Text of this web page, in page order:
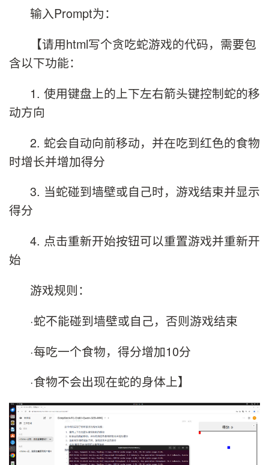
输入Prompt为：
【请用html写个贪吃蛇游戏的代码，需要包
含以下功能：
1. 使用键盘上的上下左右箭头键控制蛇的移
动方向
2. 蛇会自动向前移动，并在吃到红色的食物
时增长并增加得分
3. 当蛇碰到墙壁或自己时，游戏结束并显示
得分
4. 点击重新开始按钮可以重置游戏并重新开
始
游戏规则：
·蛇不能碰到墙壁或自己，否则游戏结束
·每吃一个食物，得分增加10分
·食物不会出现在蛇的身体上】